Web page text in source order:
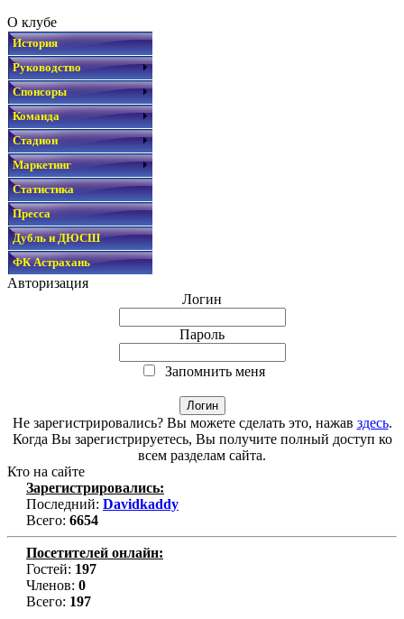
О клубе
История
Руководство
Спонсоры
Команда
Стадион
Маркетинг
Статистика
Пресса
Дубль и ДЮСШ
ФК Астрахань
Авторизация
Логин
Пароль
Запомнить меня
Не зарегистрировались? Вы можете сделать это, нажав здесь.
Когда Вы зарегистрируетесь, Вы получите полный доступ ко
всем разделам сайта.
Кто на сайте
Зарегистрировались:
Последний: Davidkaddy
Всего: 6654
Посетителей онлайн:
Гостей: 197
Членов: 0
Всего: 197